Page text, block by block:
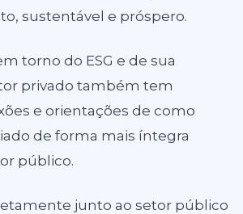
sustentável e próspero.
torno do ESG e de sua
privado também tem
e orientações de como
de forma mais íntegra
público.
junto ao setor público